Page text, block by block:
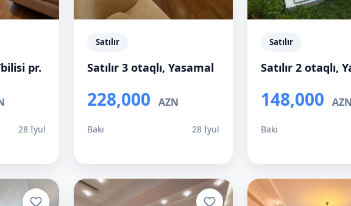
pr.
28 İyul
Satılır
Satılır 3 otaqlı, Yasamal
228,000 AZN
Bakı 28 İyul
Satılır
Satılır 2 otaqlı,
148,000 AZN
Bakı